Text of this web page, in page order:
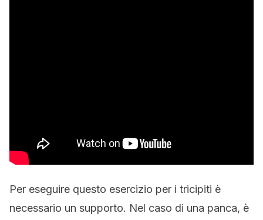
Per eseguire questo esercizio per i tricipiti è
necessario un supporto. Nel caso di una panca, è